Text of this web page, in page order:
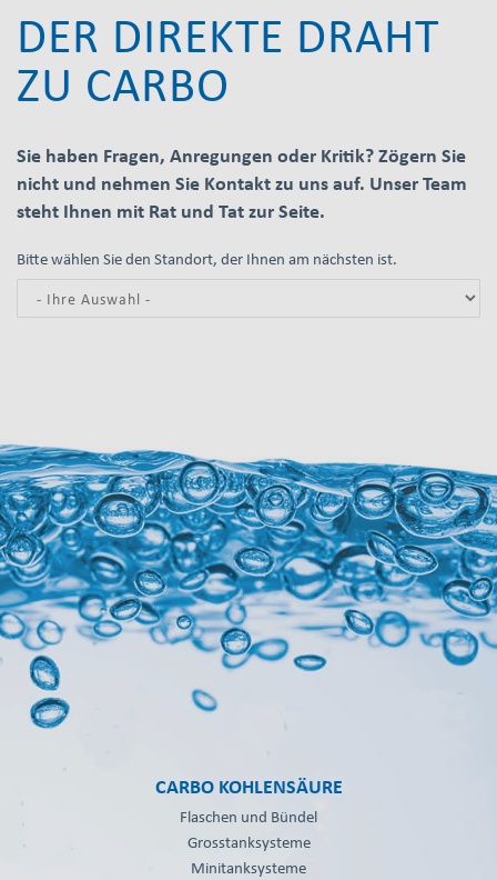
DER DIREKTE DRAHT
ZU CARBO
Sie haben Fragen, Anregungen oder Kritik? Zögern Sie
nicht und nehmen Sie Kontakt zu uns auf. Unser Team
steht Ihnen mit Rat und Tat zur Seite.
Bitte wählen Sie den Standort, der Ihnen am nächsten ist.
CARBO KOHLENSÄURE
Flaschen und Bündel
Grosstanksysteme
Minitanksysteme